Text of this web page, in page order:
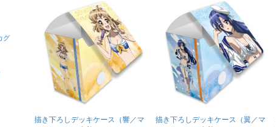
描き下ろしデッキケース（響／マ
描き下ろしデッキケース（翼／マ
グ